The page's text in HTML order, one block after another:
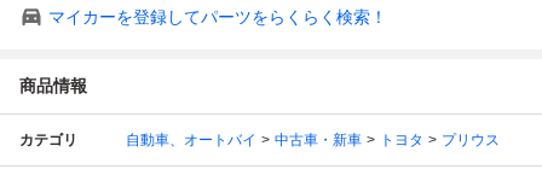
マイカーを登録してパーツをらくらく検索！
商品情報
カテゴリ 自動車、オートバイ 中古車・新車 トヨタ プリウス